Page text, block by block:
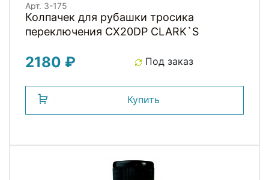
Арт. 3-175
Колпачек для рубашки тросика
переключения CX20DP СLARK`S
2180 ₽ Под заказ
Купить